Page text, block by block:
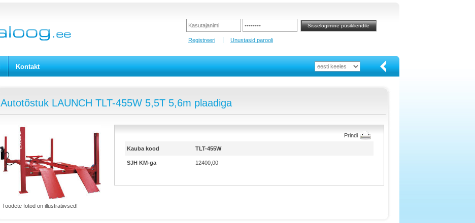
Registreeri Unustasid parooli
Kontakt
Autotõstuk LAUNCH TLT-455W 5,5T 5,6m plaadiga
Toodete fotod on illustratiivsed!
Prindi
Kauba kood TLT-455W
SJH KM-ga 12400,00